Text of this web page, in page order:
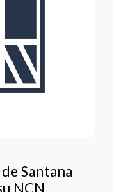
Santana
NCN